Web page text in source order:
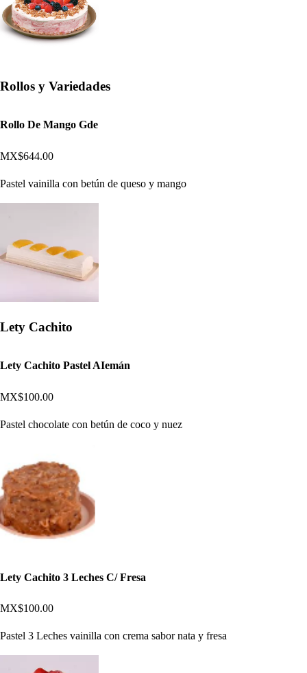
Rollos y Variedades
Rollo De Mango Gde
MX$644.00
Pastel vainilla con betún de queso y mango
Lety Cachito
Lety Cachito Pastel AIemán
MX$100.00
Pastel chocolate con betún de coco y nuez
Lety Cachito 3 Leches C/ Fresa
MX$100.00
Pastel 3 Leches vainilla con crema sabor nata y fresa